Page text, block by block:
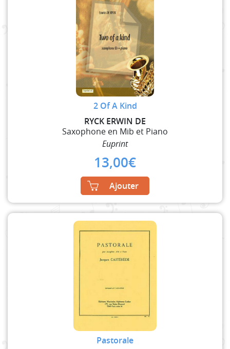
2 Of A Kind
RYCK ERWIN DE
Saxophone en Mib et Piano
Euprint
13,00€
Ajouter
Pastorale